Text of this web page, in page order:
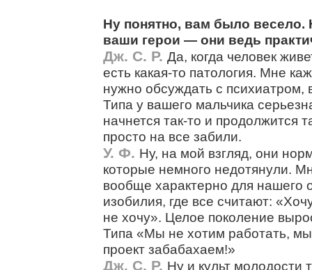
Ну понятно, вам было весело.
ваши герои — они ведь
Дж. С. Р. Да, когда человек
есть какая-то патология. Мне
нужно обсуждать с психиатром,
Типа у вашего мальчика
начнется так-то и продолжится
просто на все забили.
У. Ф. Ну, на мой взгляд, они
которые немного недотянули.
вообще характерно для нашего
изобилия, где все считают:
не хочу». Целое поколение
Типа «Мы не хотим работать,
проект забабахаем!»
Дж. С. Р. Ну и культ молодости